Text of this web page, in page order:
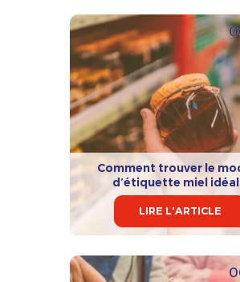
Comment trouver le
d’étiquette miel idéal
LIRE L'ARTICLE